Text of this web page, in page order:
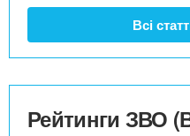
Всі
Рейтинги ЗВО